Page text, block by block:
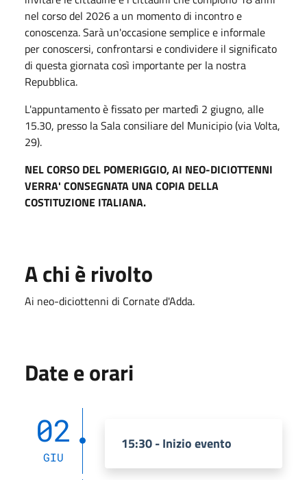
nel corso del 2026 a un momento di incontro e
conoscenza. Sarà un'occasione semplice e informale
per conoscersi, confrontarsi e condividere il significato
di questa giornata così importante per la nostra
Repubblica.
L'appuntamento è fissato per martedì 2 giugno, alle
15.30, presso la Sala consiliare del Municipio (via Volta,
29).
NEL CORSO DEL POMERIGGIO, AI NEO-DICIOTTENNI
VERRA' CONSEGNATA UNA COPIA DELLA
COSTITUZIONE ITALIANA.
A chi è rivolto
Ai neo-diciottenni di Cornate d'Adda.
Date e orari
02
GIU
15:30 - Inizio evento